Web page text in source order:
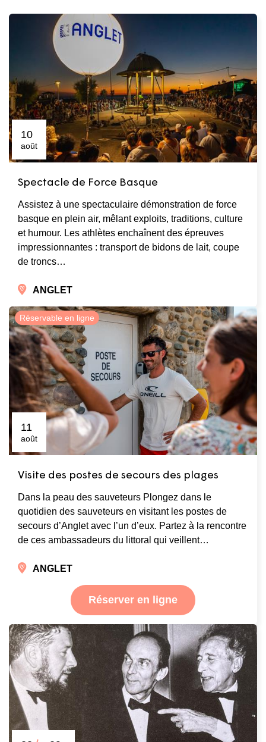
10
août
Spectacle de Force Basque
Assistez à une spectaculaire démonstration de force
basque en plein air, mêlant exploits, traditions, culture
et humour. Les athlètes enchaînent des épreuves
impressionnantes : transport de bidons de lait, coupe
de troncs…
ANGLET
Réservable en ligne
11
août
Visite des postes de secours des plages
Dans la peau des sauveteurs Plongez dans le
quotidien des sauveteurs en visitant les postes de
secours d’Anglet avec l’un d’eux. Partez à la rencontre
de ces ambassadeurs du littoral qui veillent…
ANGLET
Réserver en ligne